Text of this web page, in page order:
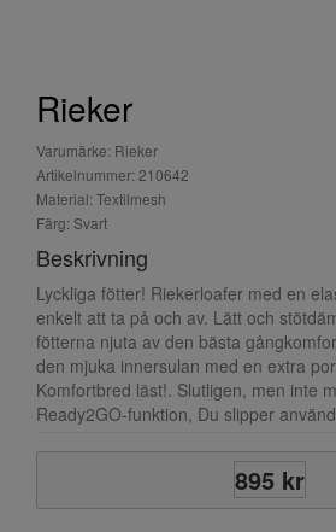
Rieker
Varumärke: Rieker
Artikelnummer: 210642
Material: Textilmesh
Färg: Svart
Beskrivning
Lyckliga fötter! Riekerloafer med en
enkelt att ta på och av. Lätt och
fötterna njuta av den bästa
den mjuka innersulan med en extra
Komfortbred läst!. Slutligen, men inte
Ready2GO-funktion, Du slipper
895 kr